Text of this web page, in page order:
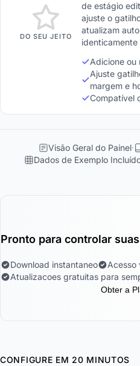
DO SEU JEITO
de estágio
ajuste o
atualizam
identicamente
Adicione ou
Ajuste
margem e
Compatível
Visão Geral do Painel
Dados de Exemplo
Pronto para controlar
Download instantaneo
Acesso
Atualizacoes gratuitas para
Obter a
CONFIGURE EM 20 MINUTOS